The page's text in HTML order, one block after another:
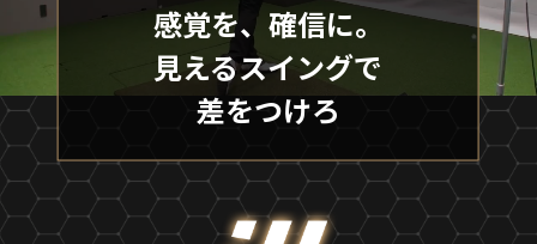
感覚を、確信に。
見えるスイングで
差をつけろ